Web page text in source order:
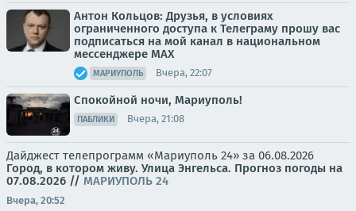
Антон Кольцов: Друзья, в условиях
ограниченного доступа к Телеграму прошу вас
подписаться на мой канал в национальном
мессенджере МАХ
МАРИУПОЛЬ Вчера, 22:07
Спокойной ночи, Мариуполь!
ПАБЛИКИ Вчера, 21:08
Дайджест телепрограмм «Мариуполь 24» за 06.08.2026
Город, в котором живу. Улица Энгельса. Прогноз погоды на
07.08.2026 // МАРИУПОЛЬ 24
Вчера, 20:52